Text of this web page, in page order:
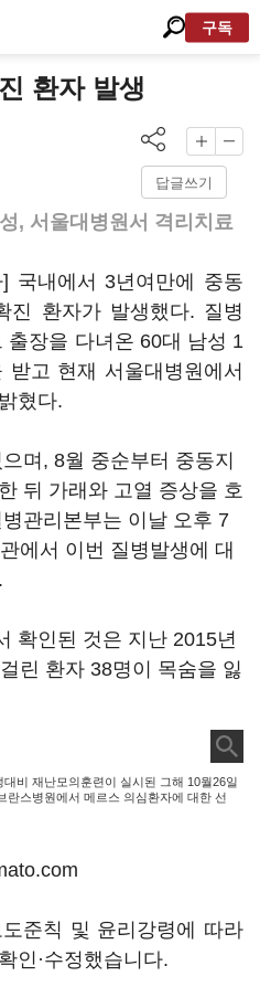
구독
환자 발생
답글쓰기
, 서울대병원서 격리치료
국내에서 3년여만에 중동
진 환자가 발생했다. 질병
출장을 다녀온 60대 남성 1
고 현재 서울대병원에서
혔다.
며, 8월 중순부터 중동지
뒤 가래와 고열 증상을 호
관리본부는 이날 오후 7
에서 이번 질병발생에 대
확인된 것은 지난 2015년
린 환자 38명이 목숨을 잃
비 재난모의훈련이 실시된 그해 10월26일
란스병원에서 메르스 의심환자에 대한 선
준칙 및 윤리강령에 따라
인·수정했습니다.